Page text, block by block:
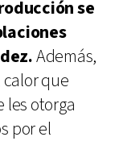
se
Además,
que
les otorga
por el